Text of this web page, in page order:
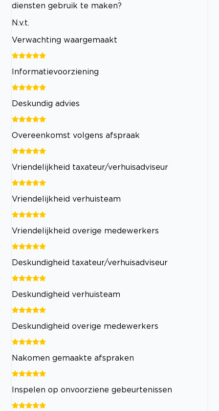
diensten gebruik te maken?
N.v.t.
Verwachting waargemaakt
Informatievoorziening
Deskundig advies
Overeenkomst volgens afspraak
Vriendelijkheid taxateur/verhuisadviseur
Vriendelijkheid verhuisteam
Vriendelijkheid overige medewerkers
Deskundigheid taxateur/verhuisadviseur
Deskundigheid verhuisteam
Deskundigheid overige medewerkers
Nakomen gemaakte afspraken
Inspelen op onvoorziene gebeurtenissen